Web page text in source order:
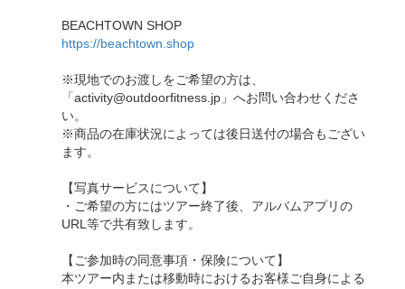
BEACHTOWN SHOP
https://beachtown.shop
※現地でのお渡しをご希望の方は、
「activity@outdoorfitness.jp」へお問い合わせくださ
い。
※商品の在庫状況によっては後日送付の場合もござい
ます。
【写真サービスについて】
・ご希望の方にはツアー終了後、アルバムアプリの
URL等で共有致します。
【ご参加時の同意事項・保険について】
本ツアー内または移動時におけるお客様ご自身による